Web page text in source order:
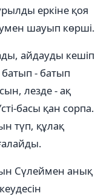
еркіне қоя
шауып көрші.
айдауды кешіп
- батып
лезде - ақ
басы қан сорпа.
түп, құлақ
Сүлеймен анық